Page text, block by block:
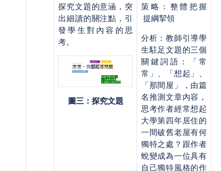
探究文題的意涵，突
出細讀的關注點，引
發學生對內容的思
考。
圖三：探究文題
策略：整體把握
提綱挈領
分析：教師引導學
生駐足文題的三個
關鍵詞語：「常
常」、「想起」、
「那間屋」，由篇
名推測文章內容，
思考作者經常想起
大學第四年居住的
一間破舊老屋有何
獨特之處？跟作者
蛻變成為一位具有
自己獨特風格的作